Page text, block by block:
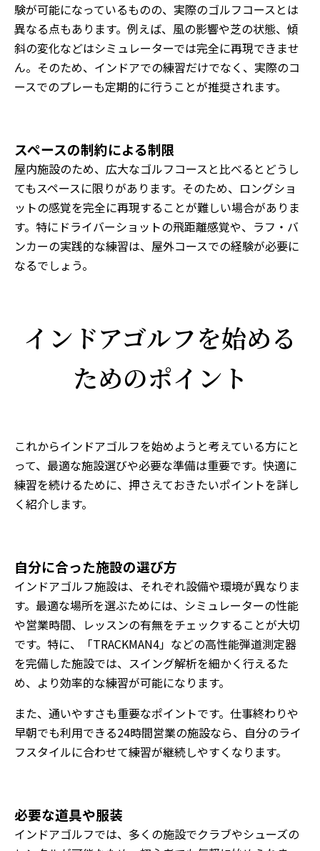
験が可能になっているものの、実際のゴルフコースとは
異なる点もあります。例えば、風の影響や芝の状態、傾
斜の変化などはシミュレーターでは完全に再現できませ
ん。そのため、インドアでの練習だけでなく、実際のコ
ースでのプレーも定期的に行うことが推奨されます。
スペースの制約による制限
屋内施設のため、広大なゴルフコースと比べるとどうし
てもスペースに限りがあります。そのため、ロングショ
ットの感覚を完全に再現することが難しい場合がありま
す。特にドライバーショットの飛距離感覚や、ラフ・バ
ンカーの実践的な練習は、屋外コースでの経験が必要に
なるでしょう。
インドアゴルフを始める
ためのポイント
これからインドアゴルフを始めようと考えている方にと
って、最適な施設選びや必要な準備は重要です。快適に
練習を続けるために、押さえておきたいポイントを詳し
く紹介します。
自分に合った施設の選び方
インドアゴルフ施設は、それぞれ設備や環境が異なりま
す。最適な場所を選ぶためには、シミュレーターの性能
や営業時間、レッスンの有無をチェックすることが大切
です。特に、「TRACKMAN4」などの高性能弾道測定器
を完備した施設では、スイング解析を細かく行えるた
め、より効率的な練習が可能になります。
また、通いやすさも重要なポイントです。仕事終わりや
早朝でも利用できる24時間営業の施設なら、自分のライ
フスタイルに合わせて練習が継続しやすくなります。
必要な道具や服装
インドアゴルフでは、多くの施設でクラブやシューズの